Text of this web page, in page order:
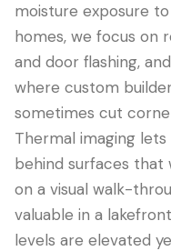
moisture exposure
homes, we focus on
and door flashing,
where custom
sometimes cut
Thermal imaging
behind surfaces that
on a visual walk-
valuable in a
levels are elevated